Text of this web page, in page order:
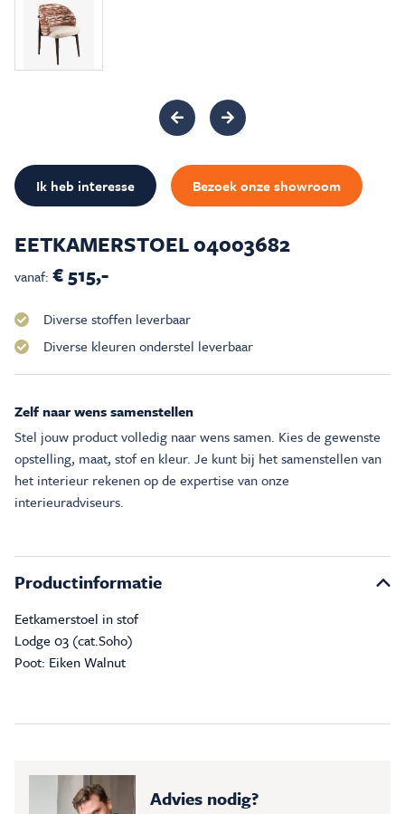
Inspiratie & Advies
EETKAMERSTOEL 04003682
vanaf: € 515,-
Diverse stoffen leverbaar
Diverse kleuren onderstel leverbaar
Zelf naar wens samenstellen
Stel jouw product volledig naar wens samen. Kies de gewenste
opstelling, maat, stof en kleur. Je kunt bij het samenstellen van
het interieur rekenen op de expertise van onze
interieuradviseurs.
Ik heb interesse Bezoek onze showroom
Productinformatie
Eetkamerstoel in stof
Lodge 03 (cat.Soho)
Poot: Eiken Walnut
Advies nodig?